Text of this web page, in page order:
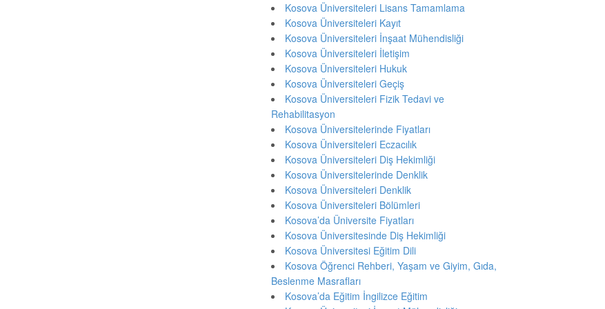
Kosova Üniversiteleri Lisans Tamamlama
Kosova Üniversiteleri Kayıt
Kosova Üniversiteleri İnşaat Mühendisliği
Kosova Üniversiteleri İletişim
Kosova Üniversiteleri Hukuk
Kosova Üniversiteleri Geçiş
Kosova Üniversiteleri Fizik Tedavi ve
Rehabilitasyon
Kosova Üniversitelerinde Fiyatları
Kosova Üniversiteleri Eczacılık
Kosova Üniversiteleri Diş Hekimliği
Kosova Üniversitelerinde Denklik
Kosova Üniversiteleri Denklik
Kosova Üniversiteleri Bölümleri
Kosova’da Üniversite Fiyatları
Kosova Üniversitesinde Diş Hekimliği
Kosova Üniversitesi Eğitim Dili
Kosova Öğrenci Rehberi, Yaşam ve Giyim, Gıda,
Beslenme Masrafları
Kosova’da Eğitim İngilizce Eğitim